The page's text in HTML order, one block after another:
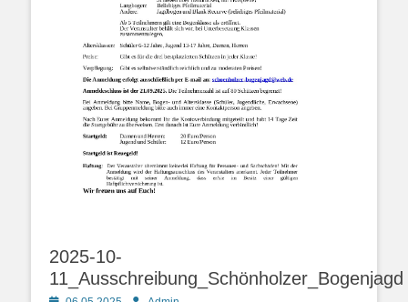
2025-10-
11_Ausschreibung_Schönholzer_Bogenjagd